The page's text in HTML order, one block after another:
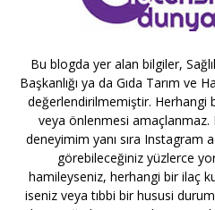
Bu blogda yer alan bilgiler,
Başkanlığı ya da Gıda Tarım ve
değerlendirilmemiştir. Herhangi
veya önlenmesi amaçlanmaz.
deneyimim yanı sıra Instagram
görebileceğiniz yüzlerce
hamileyseniz, herhangi bir ilaç
iseniz veya tıbbi bir hususi